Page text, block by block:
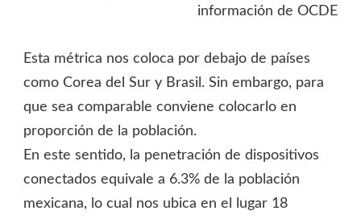
información de OCDE
Esta métrica nos coloca por debajo de países
como Corea del Sur y Brasil. Sin embargo, para
que sea comparable conviene colocarlo en
proporción de la población.
En este sentido, la penetración de dispositivos
conectados equivale a 6.3% de la población
mexicana, lo cual nos ubica en el lugar 18